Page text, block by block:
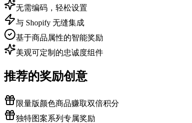
无需编码，轻松设置
与 Shopify 无缝集成
基于商品属性的智能奖励
美观可定制的忠诚度组件
推荐的奖励创意
限量版颜色商品赚取双倍积分
独特图案系列专属奖励